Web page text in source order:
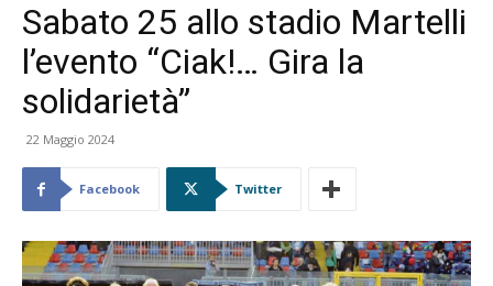
Sabato 25 allo stadio Martelli
l’evento “Ciak!… Gira la
solidarietà”
22 Maggio 2024
Facebook Twitter